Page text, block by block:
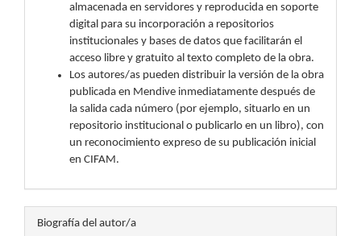
almacenada en servidores y reproducida en soporte
digital para su incorporación a repositorios
institucionales y bases de datos que facilitarán el
acceso libre y gratuito al texto completo de la obra.
Los autores/as pueden distribuir la versión de la obra
publicada en Mendive inmediatamente después de
la salida cada número (por ejemplo, situarlo en un
repositorio institucional o publicarlo en un libro), con
un reconocimiento expreso de su publicación inicial
en CIFAM.
Biografía del autor/a